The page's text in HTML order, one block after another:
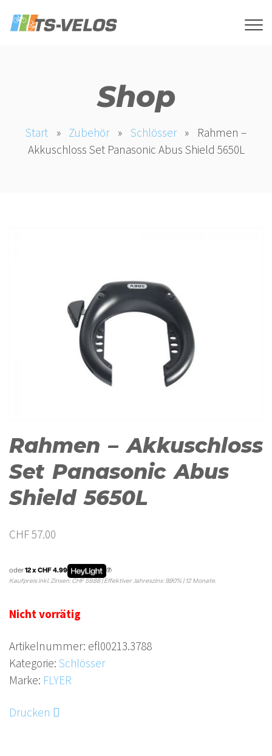
Shop
Start » Zubehör » Schlösser »
Rahmen –
Akkuschloss Set Panasonic Abus Shield 5650L
Rahmen – Akkuschloss
Set Panasonic Abus
Shield 5650L
CHF57.00
oder12 x CHF 4.99
Kaufpreis inkl. Zinsen: CHF 59.88 | Effektiver Jahreszins: 9.90% | 12 Monate.
Nicht vorrätig
Artikelnummer: efl00213.3788
Kategorie: Schlösser
Marke: FLYER
Drucken